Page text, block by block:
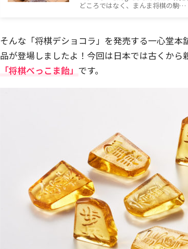
どころではなく、まんま将棋の駒…
そんな「将棋デショコラ」を発売する一心堂
品が登場しましたよ！今回は日本では古くから
「将棋べっこま飴」 です。